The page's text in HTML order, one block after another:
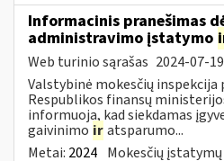
Informacinis pranešimas
administravimo įstatymo
Web turinio sąrašas 2024-07-19
Valstybinė mokesčių inspekcija
Respublikos finansų
informuoja, kad siekdamas
gaivinimo iratsparumo...
Metai: 2024 Mokesčių